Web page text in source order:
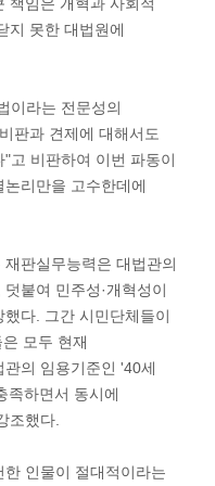
지 못한 대법원에
이라는 전문성의
판과 견제에 대해서도
고 비판하여 이번 파동이
리만을 고수한데에
판실무능력은 대법관의
붙여 민주성·개혁성이
다. 그간 시민단체들이
모두 현재
의 임용기준인 '40세
족하면서 동시에
조했다.
인물이 절대적이라는